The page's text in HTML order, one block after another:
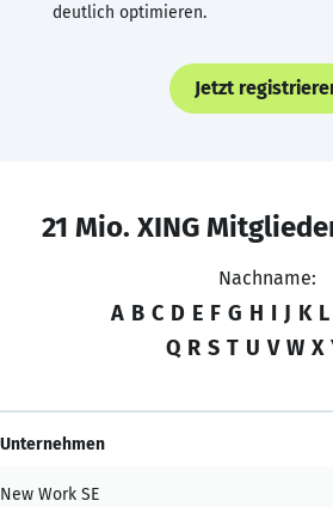
deutlich optimieren.
Jetzt
21 Mio. XING
Nachname:
A B C D E F G H I J K L
Q R S T U V W X
Unternehmen
New Work SE